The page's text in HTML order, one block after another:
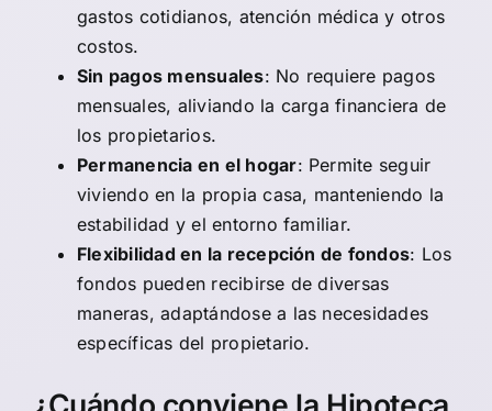
gastos cotidianos, atención médica y otros
costos.
Sin pagos mensuales: No requiere pagos
mensuales, aliviando la carga financiera de
los propietarios.
Permanencia en el hogar: Permite seguir
viviendo en la propia casa, manteniendo la
estabilidad y el entorno familiar.
Flexibilidad en la recepción de fondos: Los
fondos pueden recibirse de diversas
maneras, adaptándose a las necesidades
específicas del propietario.
¿Cuándo conviene la Hipoteca